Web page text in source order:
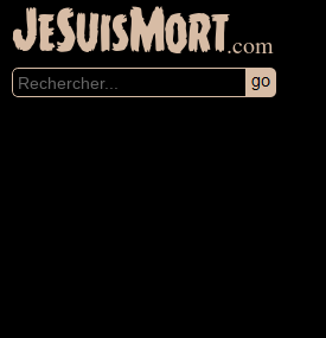
JeSuisMort.com